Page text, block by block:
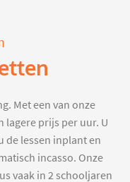
Met een van onze
lagere prijs per uur. U
de lessen inplant en
incasso. Onze
vaak in 2 schooljaren